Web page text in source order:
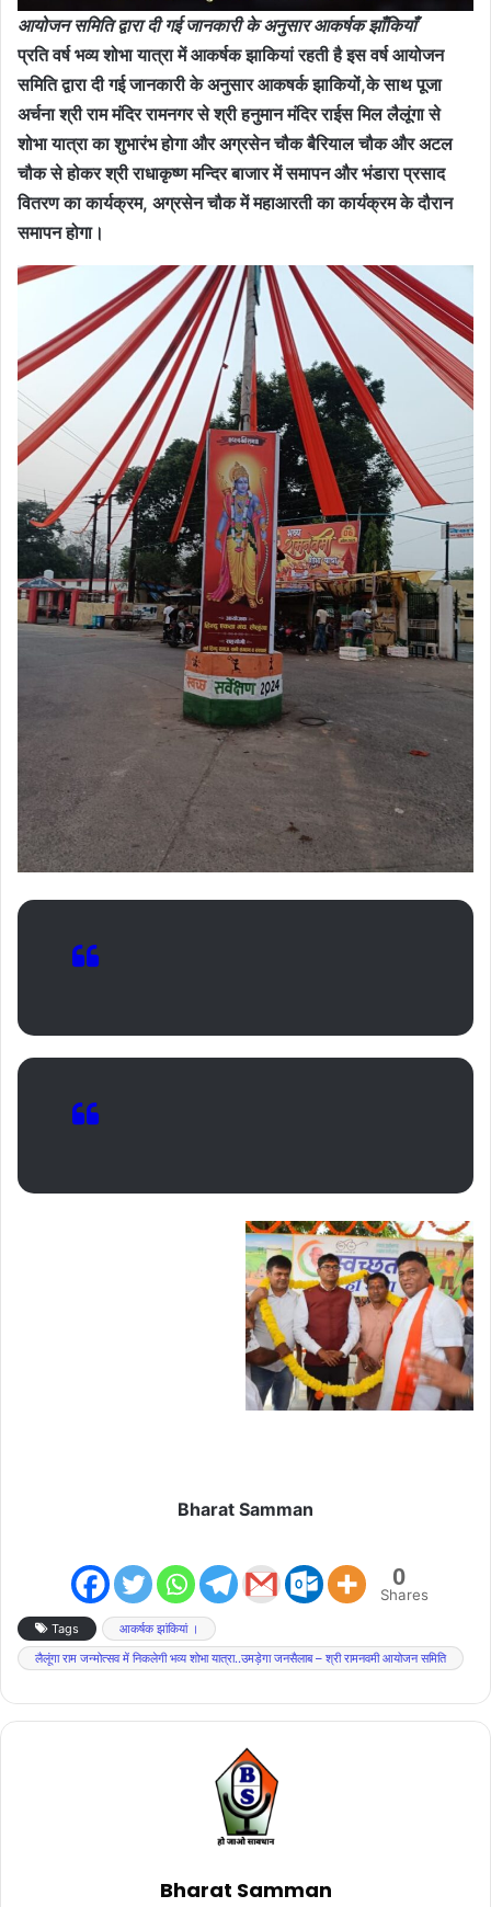
आयोजन समिति द्वारा दी गई जानकारी के अनुसार आकर्षक झाँकियाँ
प्रति वर्ष भव्य शोभा यात्रा में आकर्षक झाकियां रहती है इस वर्ष आयोजन
समिति द्वारा दी गई जानकारी के अनुसार आकषर्क झाकियों,के साथ पूजा
अर्चना श्री राम मंदिर रामनगर से श्री हनुमान मंदिर राईस मिल लैलूंगा से
शोभा यात्रा का शुभारंभ होगा और अग्रसेन चौक बैरियाल चौक और अटल
चौक से होकर श्री राधाकृष्ण मन्दिर बाजार में समापन और भंडारा प्रसाद
वितरण का कार्यक्रम, अग्रसेन चौक में महाआरती का कार्यक्रम के दौरान
समापन होगा।
Bharat Samman
0
Shares
Tags
आकर्षक झांकियां ।
लैलूंगा राम जन्मोत्सव में निकलेगी भव्य शोभा यात्रा..उमड़ेगा जनसैलाब – श्री रामनवमी आयोजन समिति
Bharat Samman